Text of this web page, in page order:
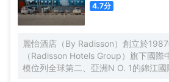
4.7分
麗怡酒店（By Radisson）創立於
（Radisson Hotels Group）旗下國際
模位列全球第二、亞洲N O. 1的錦江